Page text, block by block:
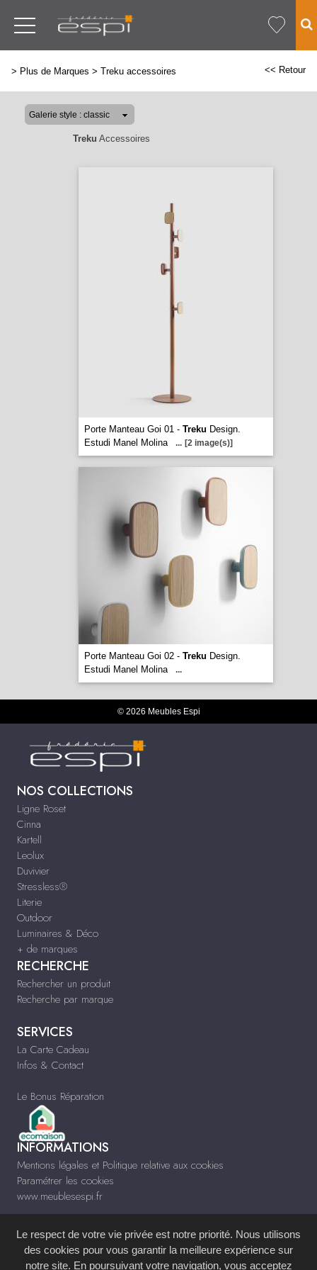
> Plus de Marques > Treku accessoires << Retour
Treku Accessoires
Porte Manteau Goi 01 - Treku Design.
Estudi Manel Molina
... [2 image(s)]
Porte Manteau Goi 02 - Treku Design.
Estudi Manel Molina
...
© 2026 Meubles Espi
NOS COLLECTIONS
Ligne Roset
Cinna
Kartell
Leolux
Duvivier
Stressless®
Literie
Outdoor
Luminaires & Déco
+ de marques
RECHERCHE
Rechercher un produit
Recherche par marque
SERVICES
La Carte Cadeau
Infos & Contact
Le Bonus Réparation
INFORMATIONS
Mentions légales et Politique relative aux cookies
Paramétrer les cookies
www.meublesespi.fr
Le respect de votre vie privée est notre priorité. Nous utilisons
des cookies pour vous garantir la meilleure expérience sur
notre site. En poursuivant votre navigation, vous acceptez